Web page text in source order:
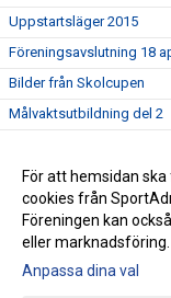
Uppstartsläger 2015
Föreningsavslutning 18
Bilder från Skolcupen
Målvaktsutbildning del 2
Ale IBF under VM
Rapport från de röda
För att hemsidan
cookies från
Föreningen kan
eller marknadsföring.
Anpassa dina val